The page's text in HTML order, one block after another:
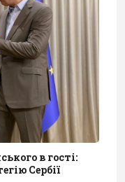
в гості:
Сербії